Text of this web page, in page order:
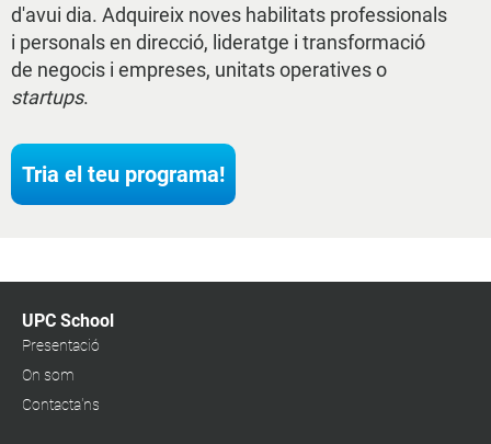
d'avui dia. Adquireix noves habilitats professionals
i personals en direcció, lideratge i transformació
de negocis i empreses, unitats operatives o
startups.
Tria el teu programa!
UPC School
Presentació
On som
Contacta'ns